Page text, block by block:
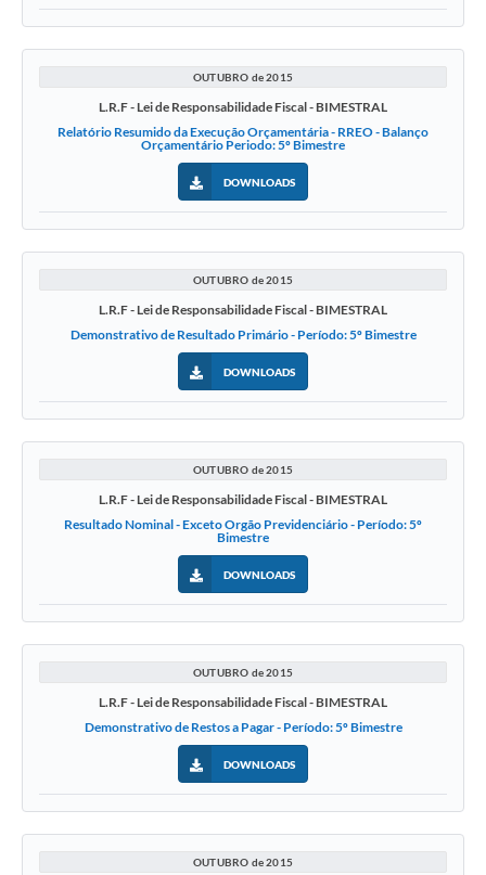
OUTUBRO de 2015
L.R.F - Lei de Responsabilidade Fiscal - BIMESTRAL
Relatório Resumido da Execução Orçamentária - RREO - Balanço
Orçamentário Periodo: 5º Bimestre
DOWNLOADS
OUTUBRO de 2015
L.R.F - Lei de Responsabilidade Fiscal - BIMESTRAL
Demonstrativo de Resultado Primário - Período: 5º Bimestre
DOWNLOADS
OUTUBRO de 2015
L.R.F - Lei de Responsabilidade Fiscal - BIMESTRAL
Resultado Nominal - Exceto Orgão Previdenciário - Período: 5º
Bimestre
DOWNLOADS
OUTUBRO de 2015
L.R.F - Lei de Responsabilidade Fiscal - BIMESTRAL
Demonstrativo de Restos a Pagar - Período: 5º Bimestre
DOWNLOADS
OUTUBRO de 2015